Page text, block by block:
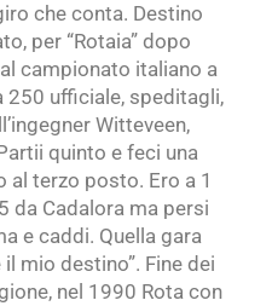
che conta. Destino
per “Rotaia” dopo
campionato italiano a
250 ufficiale, speditagli,
Witteveen,
quinto e feci una
al terzo posto. Ero a 1
da Cadalora ma persi
e caddi. Quella gara
mio destino”. Fine dei
nel 1990 Rota con